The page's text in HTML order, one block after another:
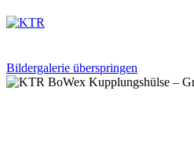
Bildergalerie überspringen